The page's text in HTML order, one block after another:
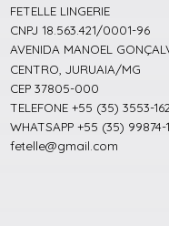
FETELLE LINGERIE
CNPJ 18.563.421/0001-96
AVENIDA MANOEL
CENTRO, JURUAIA/MG
CEP 37805-000
TELEFONE +55 (35) 3553-
WHATSAPP +55 (35) 99874-
fetelle@gmail.com